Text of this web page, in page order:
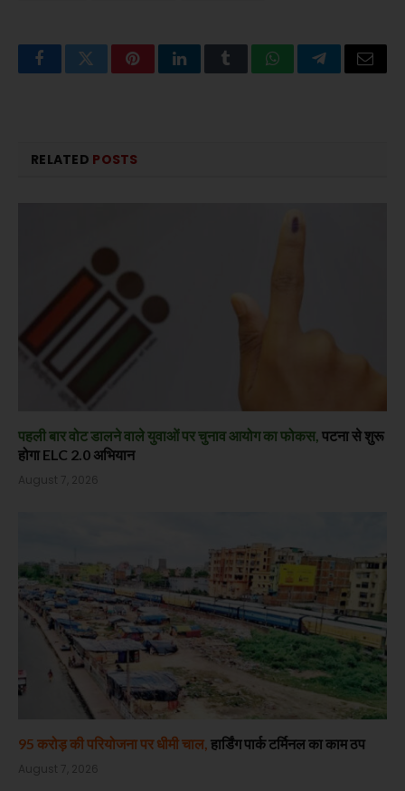
FacebookTwitterPinterestLinkedInTumblrWhatsAppTelegramEmail
RELATED POSTS
पहली बार वोट डालने वाले युवाओं पर चुनाव आयोग का फोकस, पटना से शुरू
होगा ELC 2.0 अभियान
August 7, 2026
95 करोड़ की परियोजना पर धीमी चाल, हार्डिंग पार्क टर्मिनल का काम ठप
August 7, 2026